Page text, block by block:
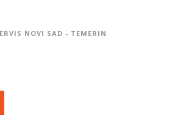
NOVI SAD - TEMERIN